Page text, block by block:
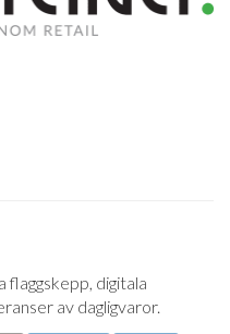
flaggskepp, digitala
av dagligvaror.